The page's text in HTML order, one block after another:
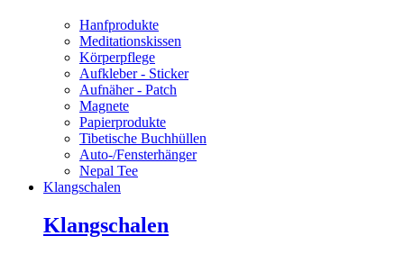
Hanfprodukte
Meditationskissen
Körperpflege
Aufkleber - Sticker
Aufnäher - Patch
Magnete
Papierprodukte
Tibetische Buchhüllen
Auto-/Fensterhänger
Nepal Tee
Klangschalen
Klangschalen